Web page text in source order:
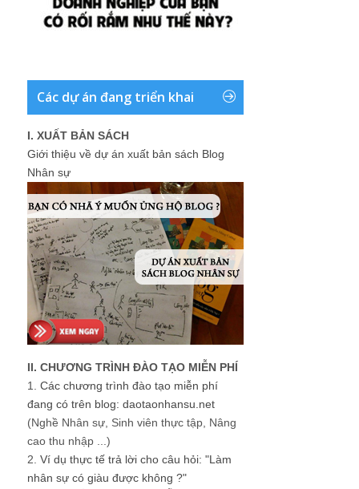
Các dự án đang triển khai
I. XUẤT BẢN SÁCH
Giới thiệu về dự án xuất bản sách Blog
Nhân sự
II. CHƯƠNG TRÌNH ĐÀO TẠO MIỄN PHÍ
1. Các chương trình đào tạo miễn phí
đang có trên blog: daotaonhansu.net
(Nghề Nhân sự, Sinh viên thực tập, Nâng
cao thu nhập ...)
2. Ví dụ thực tế trả lời cho câu hỏi: "Làm
nhân sự có giàu được không ?"